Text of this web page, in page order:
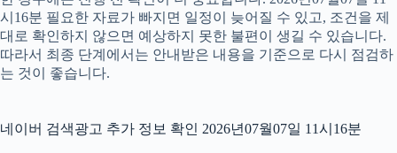
시16분 필요한 자료가 빠지면 일정이 늦어질 수 있고, 조건을 제
대로 확인하지 않으면 예상하지 못한 불편이 생길 수 있습니다.
따라서 최종 단계에서는 안내받은 내용을 기준으로 다시 점검하
는 것이 좋습니다.
네이버 검색광고 추가 정보 확인 2026년07월07일 11시16분